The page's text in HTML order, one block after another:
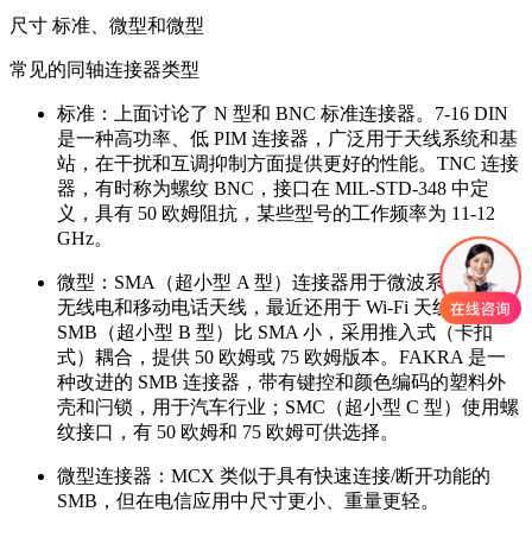
尺寸 标准、微型和微型
常见的同轴连接器类型
标准：上面讨论了 N 型和 BNC 标准连接器。7-16 DIN
是一种高功率、低 PIM 连接器，广泛用于天线系统和基
站，在干扰和互调抑制方面提供更好的性能。TNC 连接
器，有时称为螺纹 BNC，接口在 MIL-STD-348 中定
义，具有 50 欧姆阻抗，某些型号的工作频率为 11-12
GHz。
微型：SMA（超小型 A 型）连接器用于微波系统、手持
无线电和移动电话天线，最近还用于 Wi-Fi 天线系统；
SMB（超小型 B 型）比 SMA 小，采用推入式（卡扣
式）耦合，提供 50 欧姆或 75 欧姆版本。FAKRA 是一
种改进的 SMB 连接器，带有键控和颜色编码的塑料外
壳和闩锁，用于汽车行业；SMC（超小型 C 型）使用螺
纹接口，有 50 欧姆和 75 欧姆可供选择。
微型连接器：MCX 类似于具有快速连接/断开功能的
SMB，但在电信应用中尺寸更小、重量更轻。